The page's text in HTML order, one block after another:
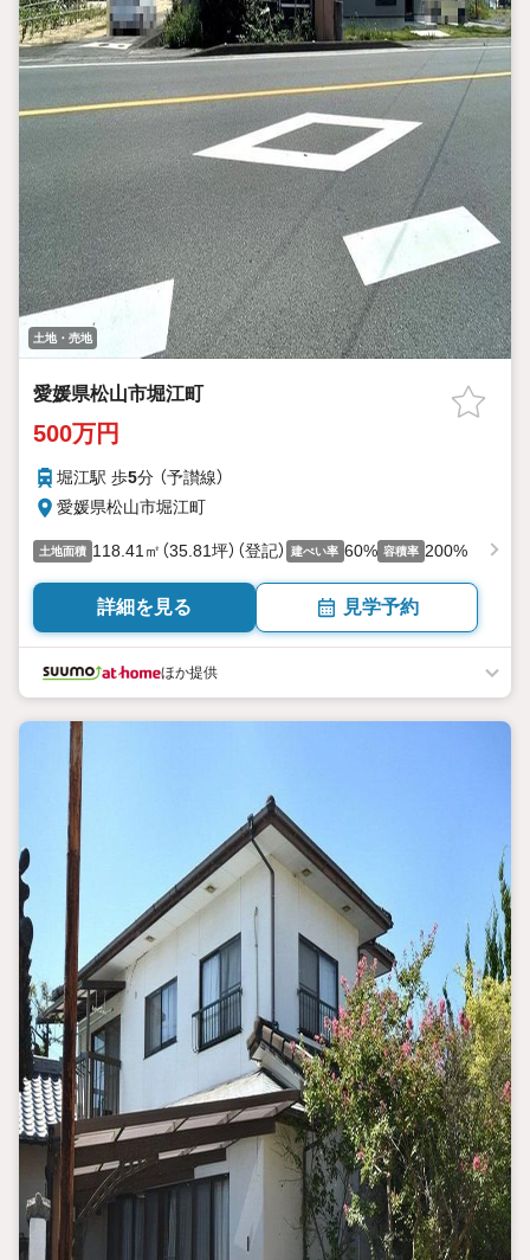
土地・売地
愛媛県松山市堀江町
500万円
堀江駅 歩5分 （予讃線）
愛媛県松山市堀江町
土地面積 118.41㎡（35.81坪）（登記） 建ぺい率 60% 容積率 200%
詳細を見る 見学予約
ほか提供